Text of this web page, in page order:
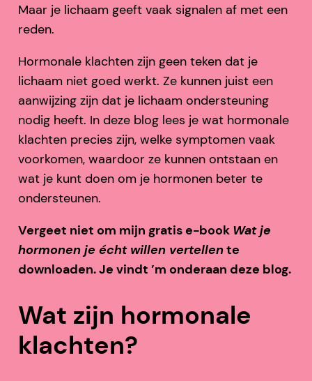
Maar je lichaam geeft vaak signalen af met een
reden.
Hormonale klachten zijn geen teken dat je
lichaam niet goed werkt. Ze kunnen juist een
aanwijzing zijn dat je lichaam ondersteuning
nodig heeft. In deze blog lees je wat hormonale
klachten precies zijn, welke symptomen vaak
voorkomen, waardoor ze kunnen ontstaan en
wat je kunt doen om je hormonen beter te
ondersteunen.
Vergeet niet om mijn gratis e-book Wat je
hormonen je écht willen vertellente
downloaden. Je vindt ’m onderaan deze blog.
Wat zijn hormonale
klachten?